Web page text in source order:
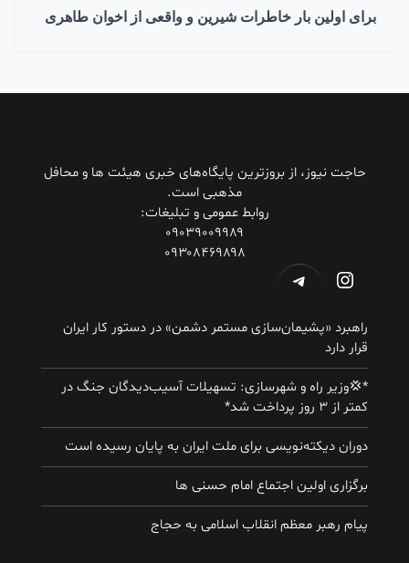
برای اولین بار خاطرات شیرین و واقعی از اخوان طاهری
حاجت نیوز، از بروزترین پایگاه‌های خبری هیئت ها و محافل
مذهبی است.
روابط عمومی و تبلیغات:
۰۹۰۳۹۰۰۹۹۸۹
۰۹۳۰۸۴۶۹۸۹۸
اینستاگرم
تلگرام
راهبرد «پشیمان‌سازی مستمر دشمن» در دستور کار ایران
قرار دارد
*💢وزیر راه و شهرسازی: تسهیلات آسیب‌دیدگان جنگ در
کمتر از ۳ روز پرداخت شد*
دوران دیکته‌نویسی برای ملت ایران به پایان رسیده است
برگزاری اولین اجتماع امام حسنی ها
پیام رهبر معظم انقلاب اسلامی به حجاج